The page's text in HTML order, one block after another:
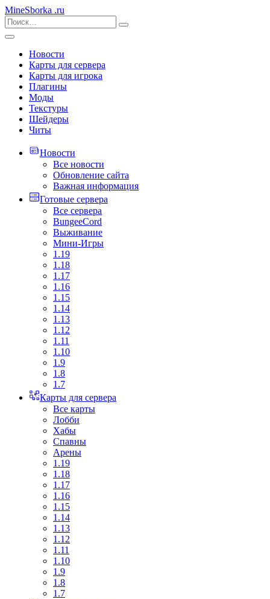
MineSborka .ru
Новости
Карты для сервера
Карты для игрока
Плагины
Моды
Текстуры
Шейдеры
Читы
Новости
Все новости
Обновление сайта
Важная информация
Готовые сервера
Все сервера
BungeeCord
Выживание
Мини-Игры
1.19
1.18
1.17
1.16
1.15
1.14
1.13
1.12
1.11
1.10
1.9
1.8
1.7
Карты для сервера
Все карты
Лобби
Хабы
Спавны
Арены
1.19
1.18
1.17
1.16
1.15
1.14
1.13
1.12
1.11
1.10
1.9
1.8
1.7